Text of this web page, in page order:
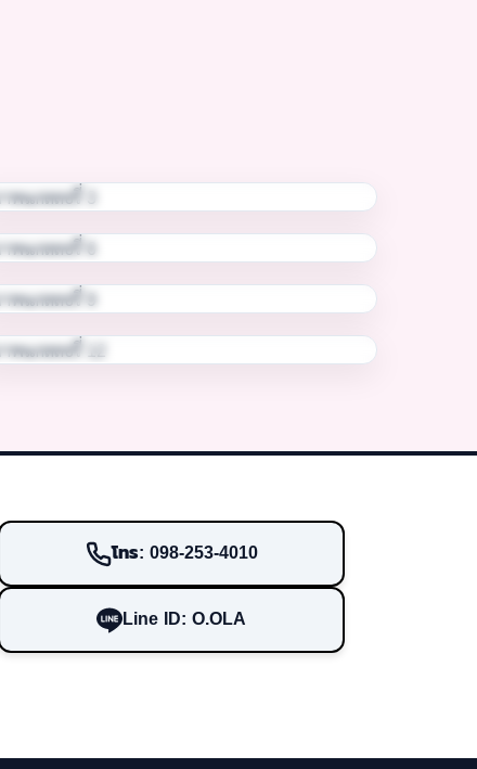
โทร: 098-253-4010
Line ID: O.OLA